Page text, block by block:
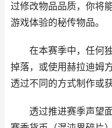
过修改物品品质，你将
游戏体验的秘传物品。
在本赛季中，任何独
掉落，或使用赫拉迪姆
透过不同的方式制作或
透过推进赛季声望面